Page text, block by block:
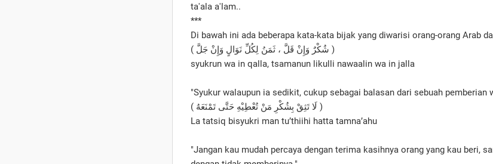
ta'ala a'lam..
***
Di bawah ini ada beberapa kata-kata bijak yang diwarisi orang-orang Arab
( شُكْرٌ وَإِنْ قَلَّ ، ثَمَنُ لِكُلِّ نَوَالٍ وَإِنْ جَلَّ )
syukrun wa in qalla, tsamanun likulli nawaalin wa in jalla
"Syukur walaupun ia sedikit, cukup sebagai balasan dari sebuah pemberian
( لَا تَثِقْ بِشُكْرِ مَنْ تُعْطِيْهِ حَتَّى تَمْنَعَهُ )
La tatsiq bisyukri man tu’thiihi hatta tamna’ahu
"Jangan kau mudah percaya dengan terima kasihnya orang yang kau beri,